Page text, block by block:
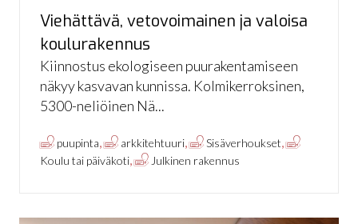
Viehättävä, vetovoimainen ja valoisa
koulurakennus
Kiinnostus ekologiseen puurakentamiseen
näkyy kasvavan kunnissa. Kolmikerroksinen,
5300-neliöinen Nä...
puupinta, arkkitehtuuri, Sisäverhoukset,
Koulu tai päiväkoti, Julkinen rakennus